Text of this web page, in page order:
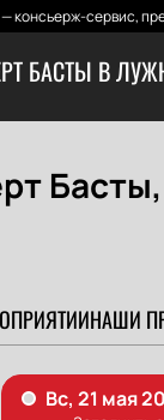
сервис,
БАСТЫ В
НАШИ